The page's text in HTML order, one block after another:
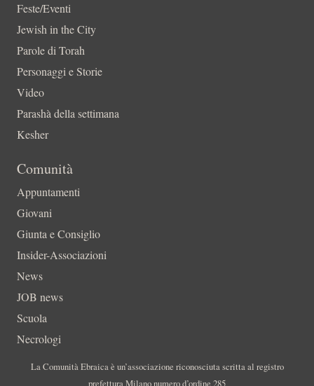
Feste/Eventi
Jewish in the City
Parole di Torah
Personaggi e Storie
Video
Parashà della settimana
Kesher
Comunità
Appuntamenti
Giovani
Giunta e Consiglio
Insider-Associazioni
News
JOB news
Scuola
Necrologi
La Comunità Ebraica è un’associazione riconosciuta scritta al registro